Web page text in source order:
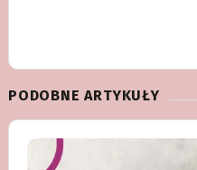
PODOBNE ARTYKUŁY